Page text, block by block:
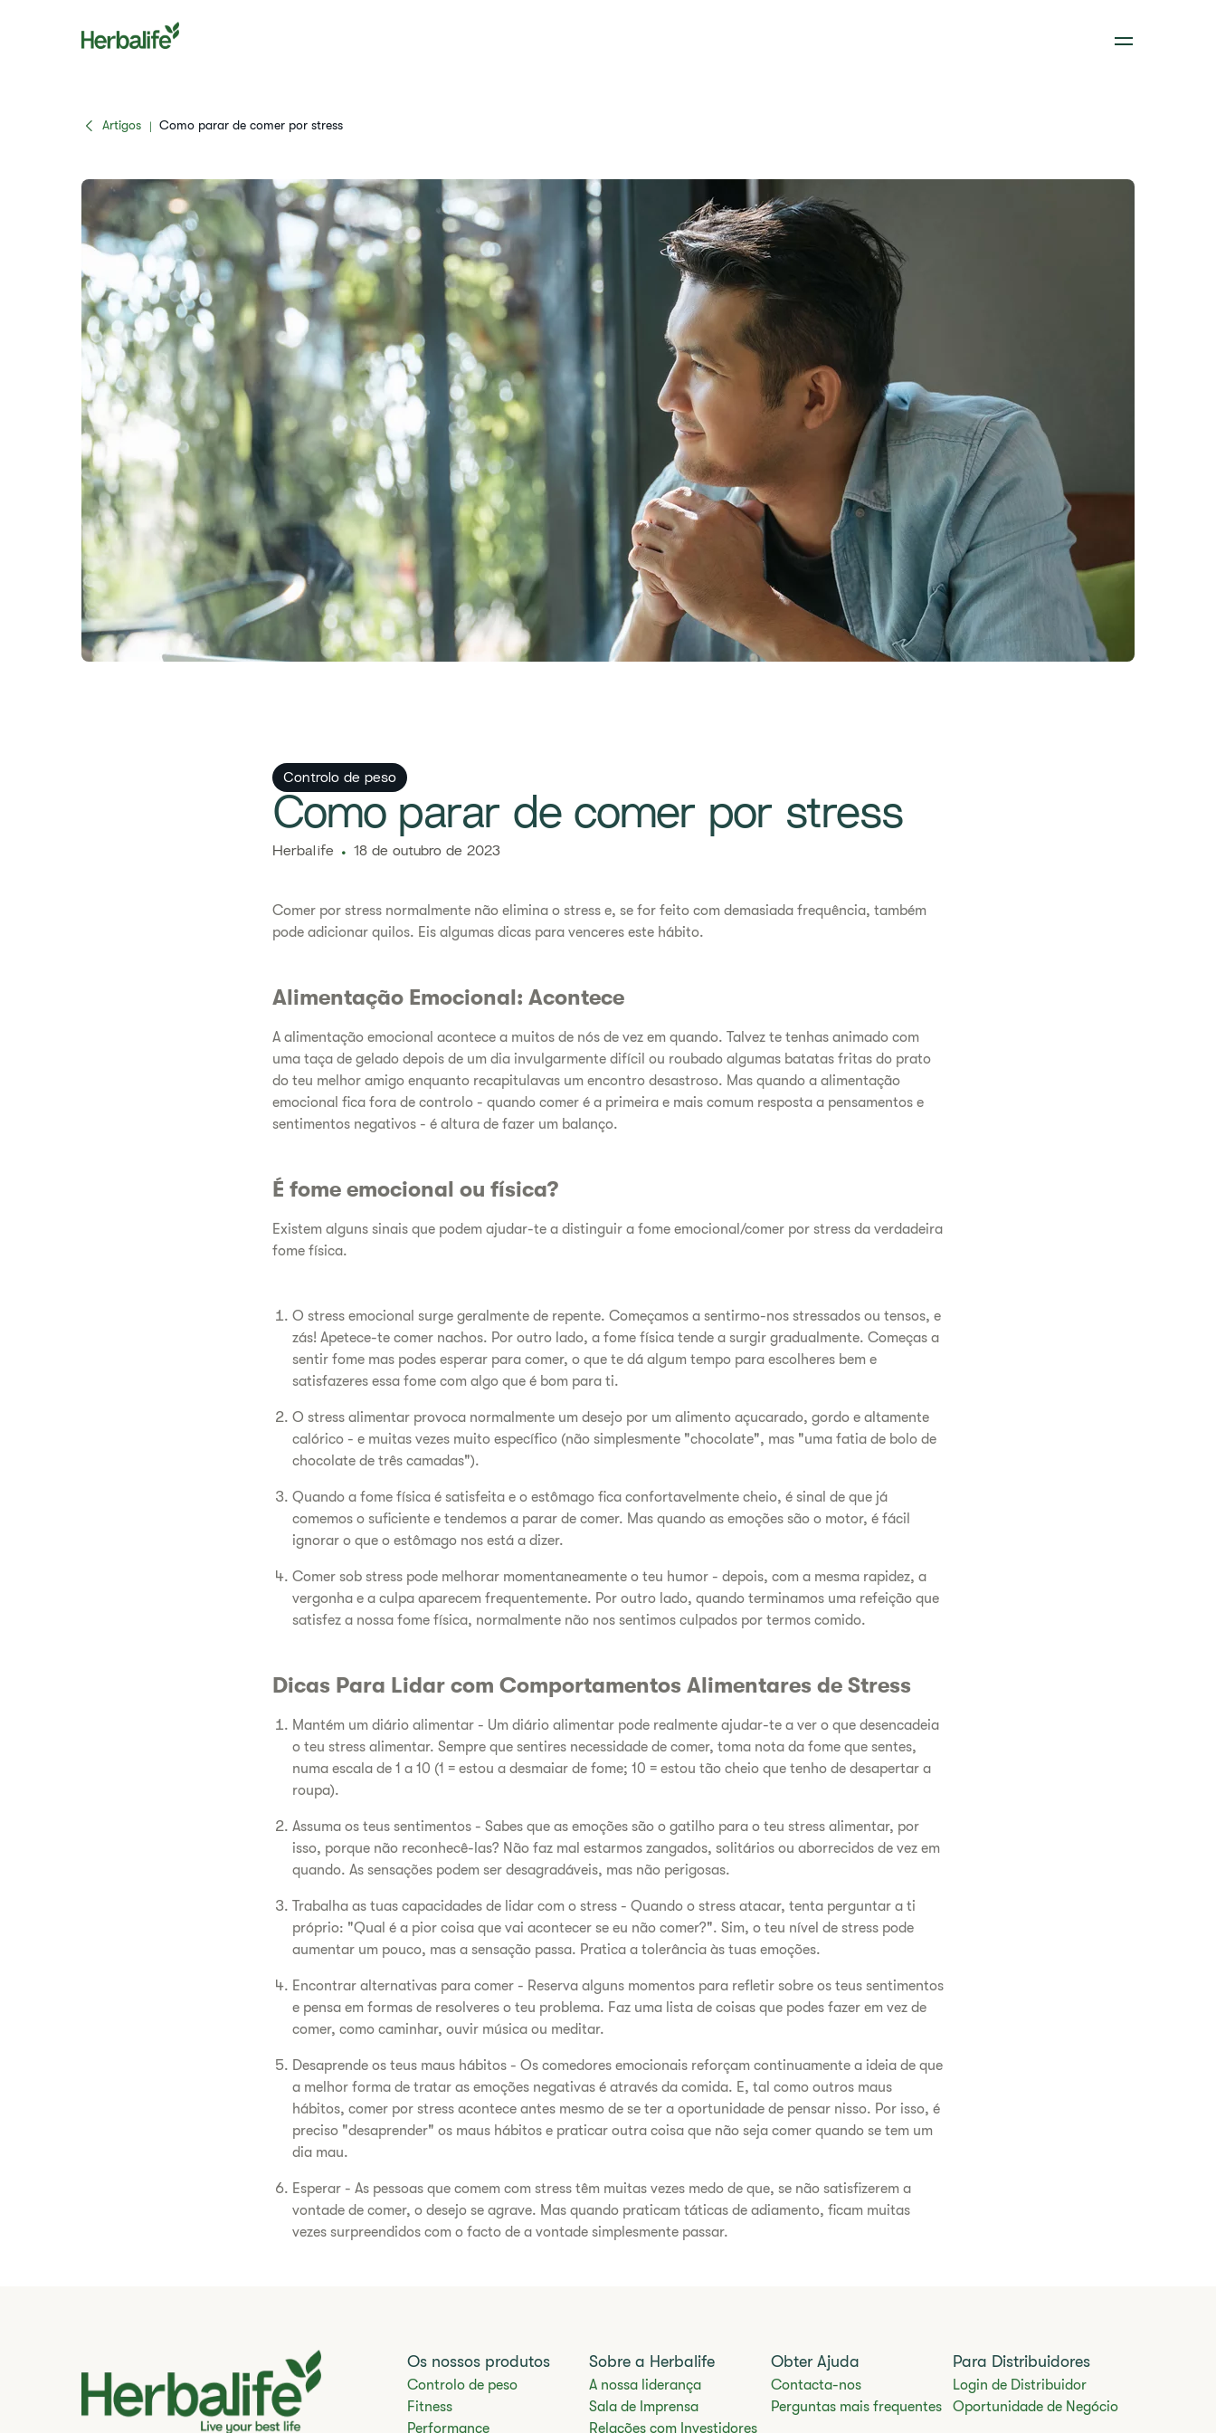
Artigos | ​Como parar de comer por stress
Controlo de peso
​Como parar de comer por stress
Herbalife 18 de outubro de 2023
Comer por stress normalmente não elimina o stress e, se for feito com demasiada frequência, também
pode adicionar quilos. Eis algumas dicas para venceres este hábito.
Alimentação Emocional: Acontece
A alimentação emocional acontece a muitos de nós de vez em quando. Talvez te tenhas animado com
uma taça de gelado depois de um dia invulgarmente difícil ou roubado algumas batatas fritas do prato
do teu melhor amigo enquanto recapitulavas um encontro desastroso. Mas quando a alimentação
emocional fica fora de controlo - quando comer é a primeira e mais comum resposta a pensamentos e
sentimentos negativos - é altura de fazer um balanço.
É fome emocional ou física?
Existem alguns sinais que podem ajudar-te a distinguir a fome emocional/comer por stress da verdadeira
fome física.
O stress emocional surge geralmente de repente. Começamos a sentirmo-nos stressados ou tensos, e
zás! Apetece-te comer nachos. Por outro lado, a fome física tende a surgir gradualmente. Começas a
sentir fome mas podes esperar para comer, o que te dá algum tempo para escolheres bem e
satisfazeres essa fome com algo que é bom para ti.
O stress alimentar provoca normalmente um desejo por um alimento açucarado, gordo e altamente
calórico - e muitas vezes muito específico (não simplesmente "chocolate", mas "uma fatia de bolo de
chocolate de três camadas").
Quando a fome física é satisfeita e o estômago fica confortavelmente cheio, é sinal de que já
comemos o suficiente e tendemos a parar de comer. Mas quando as emoções são o motor, é fácil
ignorar o que o estômago nos está a dizer.
Comer sob stress pode melhorar momentaneamente o teu humor - depois, com a mesma rapidez, a
vergonha e a culpa aparecem frequentemente. Por outro lado, quando terminamos uma refeição que
satisfez a nossa fome física, normalmente não nos sentimos culpados por termos comido.
Dicas Para Lidar com Comportamentos Alimentares de Stress
Mantém um diário alimentar - Um diário alimentar pode realmente ajudar-te a ver o que desencadeia
o teu stress alimentar. Sempre que sentires necessidade de comer, toma nota da fome que sentes,
numa escala de 1 a 10 (1 = estou a desmaiar de fome; 10 = estou tão cheio que tenho de desapertar a
roupa).
Assuma os teus sentimentos - Sabes que as emoções são o gatilho para o teu stress alimentar, por
isso, porque não reconhecê-las? Não faz mal estarmos zangados, solitários ou aborrecidos de vez em
quando. As sensações podem ser desagradáveis, mas não perigosas.
Trabalha as tuas capacidades de lidar com o stress - Quando o stress atacar, tenta perguntar a ti
próprio: "Qual é a pior coisa que vai acontecer se eu não comer?". Sim, o teu nível de stress pode
aumentar um pouco, mas a sensação passa. Pratica a tolerância às tuas emoções.
Encontrar alternativas para comer - Reserva alguns momentos para refletir sobre os teus sentimentos
e pensa em formas de resolveres o teu problema. Faz uma lista de coisas que podes fazer em vez de
comer, como caminhar, ouvir música ou meditar.
Desaprende os teus maus hábitos - Os comedores emocionais reforçam continuamente a ideia de que
a melhor forma de tratar as emoções negativas é através da comida. E, tal como outros maus
hábitos, comer por stress acontece antes mesmo de se ter a oportunidade de pensar nisso. Por isso, é
preciso "desaprender" os maus hábitos e praticar outra coisa que não seja comer quando se tem um
dia mau.
Esperar - As pessoas que comem com stress têm muitas vezes medo de que, se não satisfizerem a
vontade de comer, o desejo se agrave. Mas quando praticam táticas de adiamento, ficam muitas
vezes surpreendidos com o facto de a vontade simplesmente passar.
Os nossos produtos
Controlo de peso
Fitness
Performance
Sobre a Herbalife
A nossa liderança
Sala de Imprensa
Relações com Investidores
Obter Ajuda
Contacta-nos
​Perguntas mais frequentes
Para Distribuidores
Login de Distribuidor
Oportunidade de Negócio